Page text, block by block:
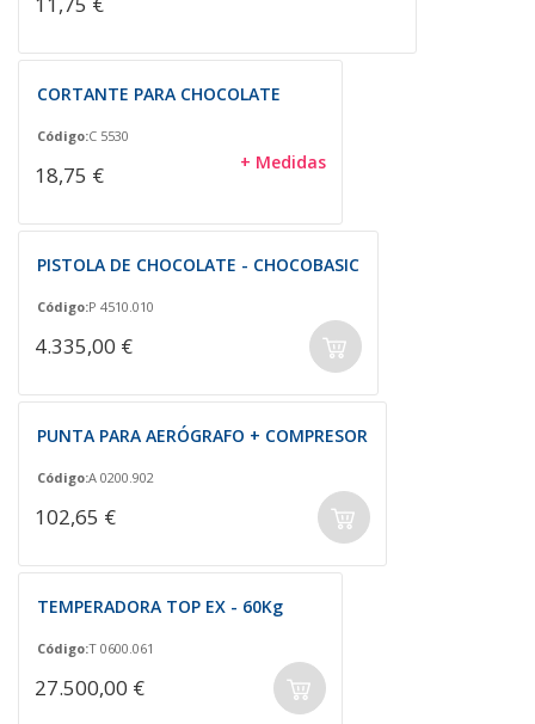
CORTANTE PARA CHOCOLATE
Código:C 5530
18,75 € + Medidas
PISTOLA DE CHOCOLATE - CHOCOBASIC
Código:P 4510.010
4.335,00 €
PUNTA PARA AERÓGRAFO + COMPRESOR
Código:A 0200.902
102,65 €
TEMPERADORA TOP EX - 60Kg
Código:T 0600.061
27.500,00 €